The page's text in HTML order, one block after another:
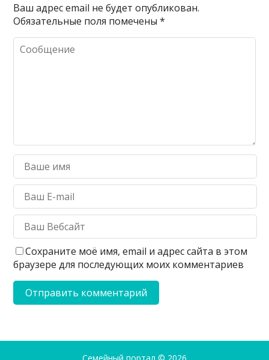
Ваш адрес email не будет опубликован.
Обязательные поля помечены*
Сохраните моё имя, email и адрес сайта в этом
браузере для последующих моих комментариев